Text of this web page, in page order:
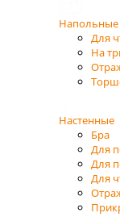
Напольные
Для
На
Настенные
Бра
Для
Для
Для